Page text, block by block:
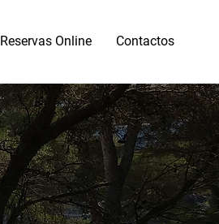
Reservas Online Contactos